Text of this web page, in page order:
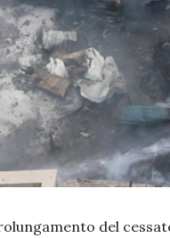
del